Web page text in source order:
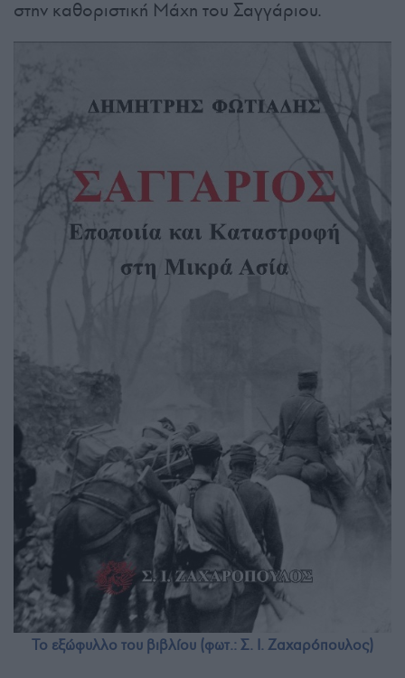
στην καθοριστική Μάχη του Σαγγάριου.
Το εξώφυλλο του βιβλίου (φωτ.: Σ. Ι. Ζαχαρόπουλος)